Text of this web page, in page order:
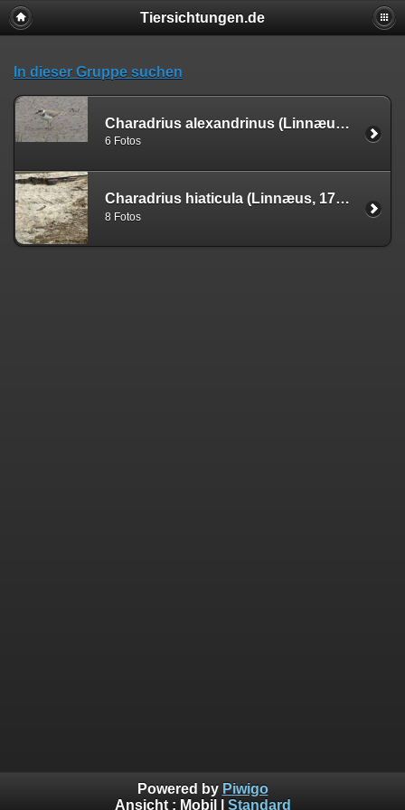
Tiersichtungen.de
In dieser Gruppe suchen
Charadrius alexandrinus (Linnæus, 1758)
6 Fotos
Charadrius hiaticula (Linnæus, 1758)
8 Fotos
Powered by Piwigo
Ansicht : Mobil Standard